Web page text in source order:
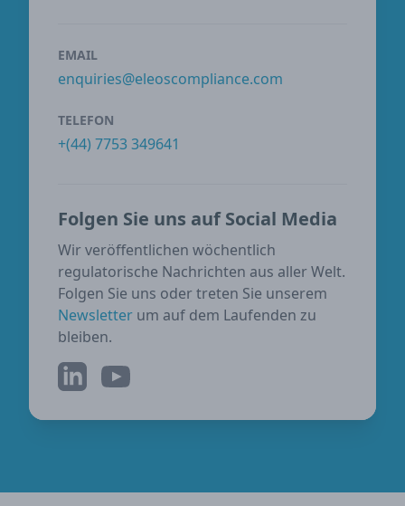
EMAIL
enquiries@eleoscompliance.com
TELEFON
+(44) 7753 349641
Folgen Sie uns auf Social Media
Wir veröffentlichen wöchentlich
regulatorische Nachrichten aus aller Welt.
Folgen Sie uns oder treten Sie unserem
Newsletter um auf dem Laufenden zu
bleiben.
LinkedInYouTube